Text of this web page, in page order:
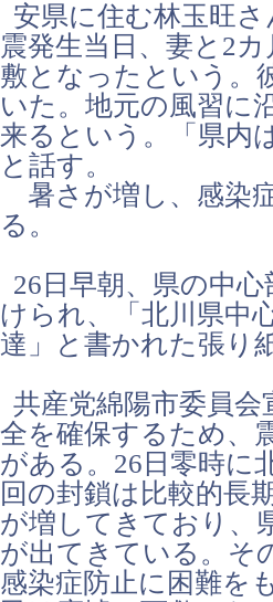
安県に住む林玉旺
震発生当日、妻と2
敷となったという。
いた。地元の風習に
来るという。「県内
と話す。
暑さが増し、感染
る。
26日早朝、県の中
けられ、「北川県中
達」と書かれた張り
共産党綿陽市委員
全を確保するため、
がある。26日零時に
回の封鎖は比較的長
が増してきており、
が出てきている。そ
感染症防止に困難を